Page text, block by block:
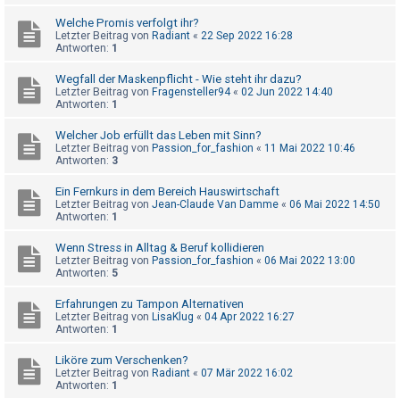
o
r
e
e
T
e
m
e
A
t
i
Welche Promis verfolgt ihr?
Letzter Beitrag von Radiant « 22 Sep 2022 16:28
Antworten: 1
Wegfall der Maskenpflicht - Wie steht ihr dazu?
Letzter Beitrag von Fragensteller94« 02 Jun 2022 14:40
Antworten: 1
Welcher Job erfüllt das Leben mit Sinn?
Letzter Beitrag von Passion_for_fashion « 11 Mai 2022 10:46
Antworten: 3
Ein Fernkurs in dem Bereich Hauswirtschaft
Letzter Beitrag von Jean-Claude Van Damme « 06 Mai 2022 14:50
Antworten: 1
Wenn Stress in Alltag & Beruf kollidieren
Letzter Beitrag von Passion_for_fashion « 06 Mai 2022 13:00
Antworten: 5
Erfahrungen zu Tampon Alternativen
Letzter Beitrag von LisaKlug « 04 Apr 2022 16:27
Antworten: 1
Liköre zum Verschenken?
Letzter Beitrag von Radiant « 07 Mär 2022 16:02
Antworten: 1